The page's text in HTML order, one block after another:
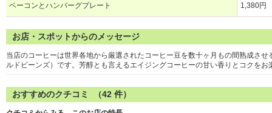
ベーコンとハンバーグプレート 1,380円
お店・スポットからのメッセージ
当店のコーヒーは世界各地から厳選されたコーヒー豆を数十ヶ月もの間熟成さ
ルドビーンズ）です。芳醇とも言えるエイジングコーヒーの甘い香りとコクをお
おすすめのクチコミ （42 件）